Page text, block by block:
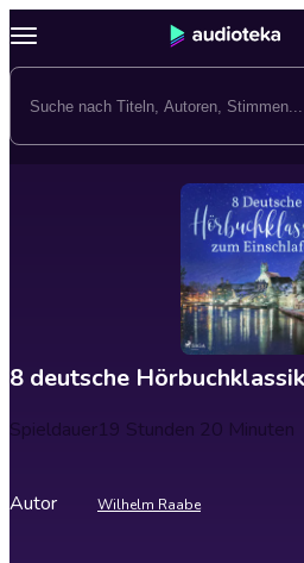
8 deutsche
Spieldauer19 Stunden 20 Minuten
Autor Wilhelm Raabe